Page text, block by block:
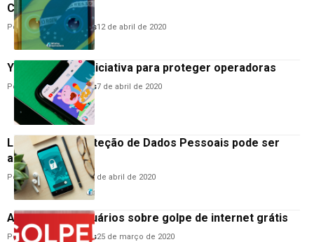
COVID-19?
Por Anderson Guimarães12 de abril de 2020
YouTube toma iniciativa para proteger operadoras
Por Anderson Guimarães7 de abril de 2020
Lei Geral de Proteção de Dados Pessoais pode ser
adiada para 2021
PorHemerson Brandão3 de abril de 2020
Anatel alerta usuários sobre golpe de internet grátis
Por Anderson Guimarães25 de março de 2020